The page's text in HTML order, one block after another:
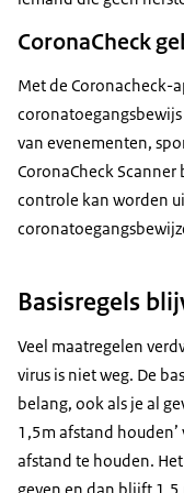
CoronaCheck
Met de Coronacheck-
van evenementen,
CoronaCheck
controle kan worden
Basisregels
Veel maatregelen
virus is niet weg. De
belang, ook als je al
1,5m afstand
afstand te houden.